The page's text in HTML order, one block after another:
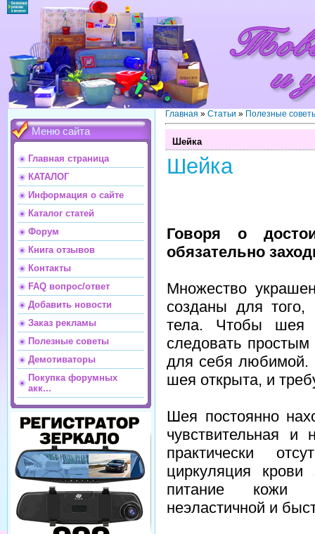
Меню сайта
Главная страница
КАТАЛОГ
Информация о сайте
Каталог статей
Форум
Книга отзывов
Контакты
FAQ вопрос/ответ
Добавить новости
Заказ рекламы
Полезные советы
Демотиваторы
Покупка форумных
акк...
Главная » Статьи » Полезные
Шейка
Шейка
Говоря о
обязательно
Множество
созданы для того,
тела. Чтобы шея
следовать
для себя любимой.
шея открыта, и
Шея постоянно
чувствительная
практически
циркуляция крови
питание кожи
неэластичной и